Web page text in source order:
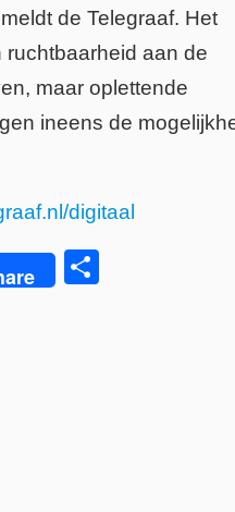
de Telegraaf. Het
ruchtbaarheid aan de
maar oplettende
ineens de
digitaal